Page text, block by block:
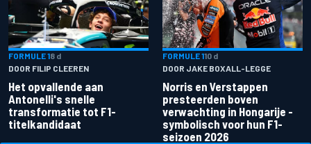
FORMULE 18 d
DOOR FILIP CLEEREN
Het opvallende aan
Antonelli's snelle
transformatie tot F1-
titelkandidaat
FORMULE 110 d
DOOR JAKE BOXALL-LEGGE
Norris en Verstappen
presteerden boven
verwachting in Hongarije -
symbolisch voor hun F1-
seizoen 2026